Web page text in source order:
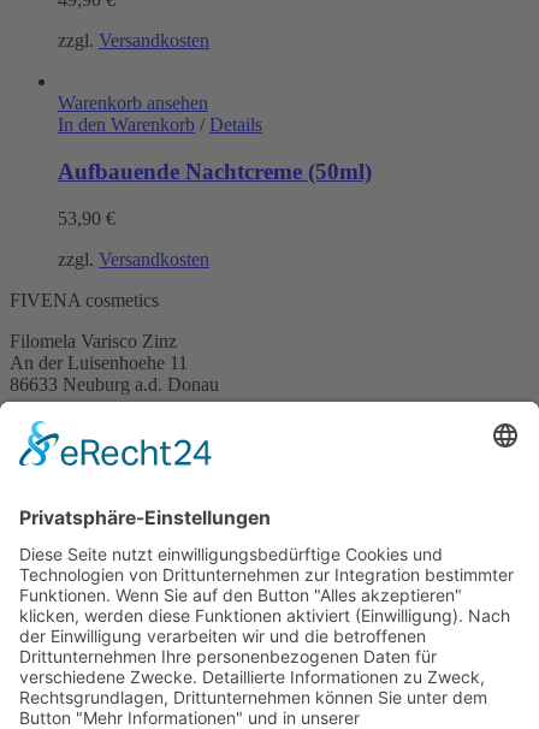
zzgl. Versandkosten
Warenkorb ansehen
In den Warenkorb / Details
Aufbauende Nachtcreme (50ml)
53,90 €
zzgl. Versandkosten
FIVENA cosmetics
Filomela Varisco Zinz
An der Luisenhoehe 11
86633 Neuburg a.d. Donau
Kontakt
E-Mail:info@fivena.com
Newsletter
Mein Newsletter informiert über Angebote, Aktionen, Produkte und
Neuigkeiten über Fivena
Email
Mit der Anmeldung, akzeptieren Sie die Datenschutzerklärung